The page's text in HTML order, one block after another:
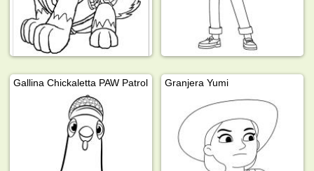
Gallina Chickaletta PAW Patrol Granjera Yumi